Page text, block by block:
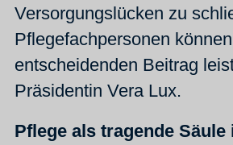
Versorgungslücken zu
Pflegefachpersonen
entscheidenden Beitrag
Präsidentin Vera Lux.
Pflege als tragende Säule